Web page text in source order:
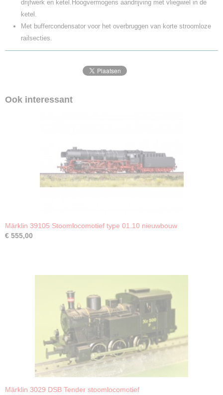
drijfwerk en ketel.Hoogvermogens aandrijving met vliegwiel in de
ketel.
Met buffercondensator voor het overbruggen van korte stroomloze
railsecties.
Ook interessant
Märklin 39105 Stoomlocomotief type 01.10 nieuwbouw
€ 555,00
Märklin 3029 DSB Tender stoomlocomotief